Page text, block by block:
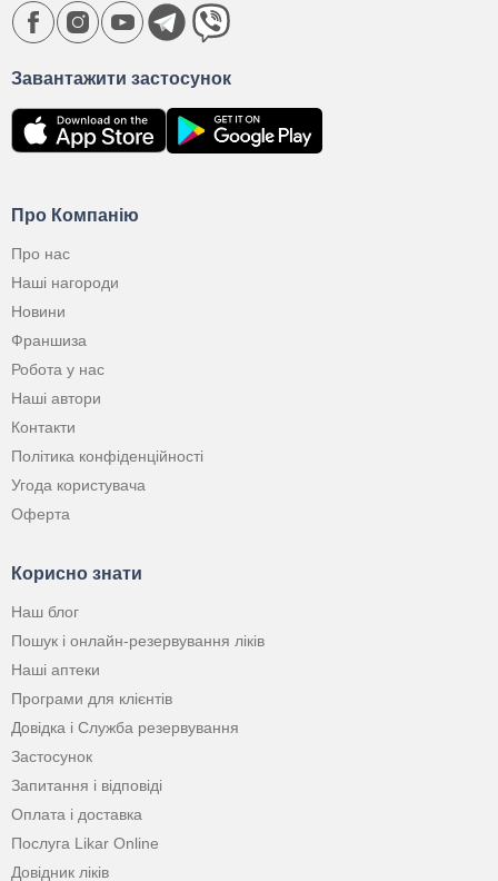
Про Компанію
Про нас
Наші нагороди
Новини
Франшиза
Робота у нас
Наші автори
Контакти
Політика конфіденційності
Угода користувача
Оферта
Корисно знати
Наш блог
Пошук і онлайн-резервування ліків
Наші аптеки
Програми для клієнтів
Довідка і Служба резервування
Застосунок
Запитання і відповіді
Оплата і доставка
Послуга Likar Online
Довідник ліків
Завантажити застосунок